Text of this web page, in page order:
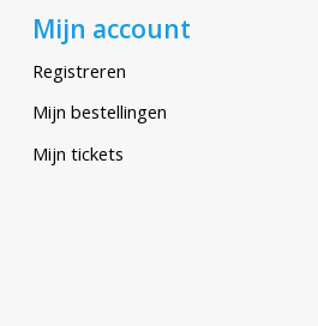
Mijn account
Registreren
Mijn bestellingen
Mijn tickets